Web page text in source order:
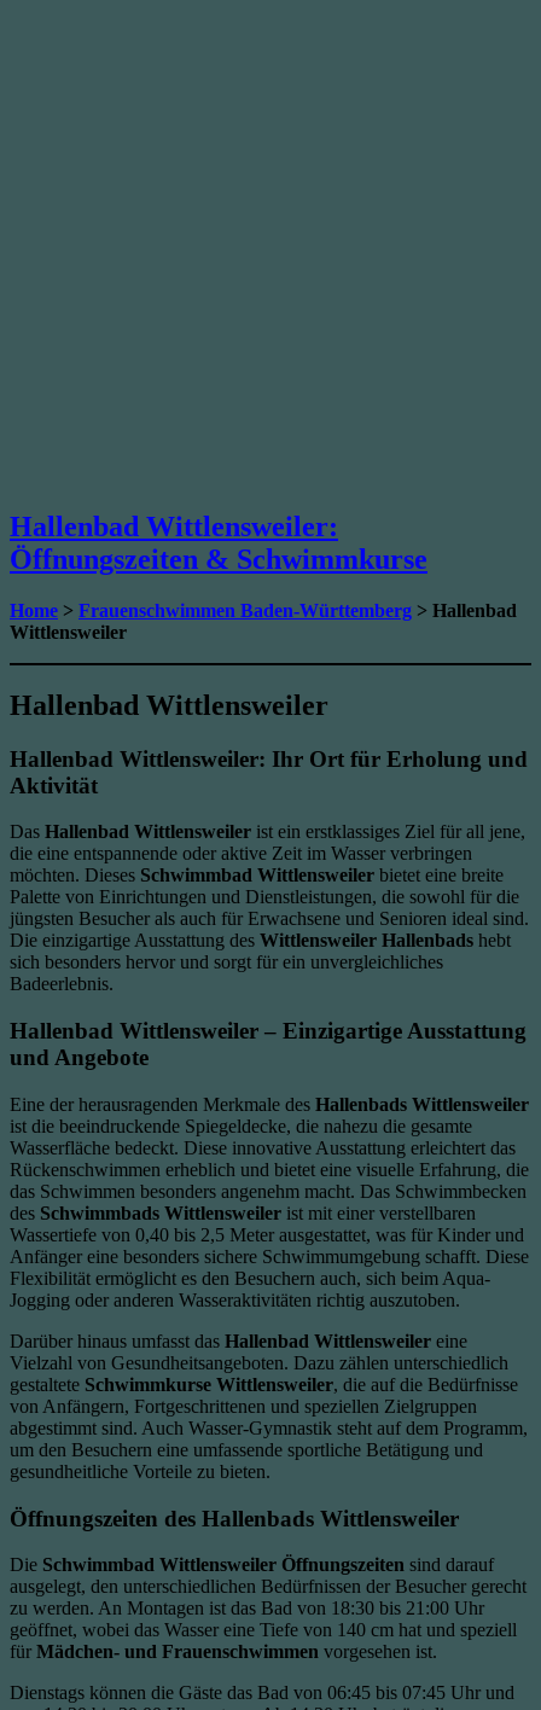
Hallenbad Wittlensweiler:
Öffnungszeiten & Schwimmkurse
Home > Frauenschwimmen Baden-Württemberg > Hallenbad
Wittlensweiler
Hallenbad Wittlensweiler
Hallenbad Wittlensweiler: Ihr Ort für Erholung und
Aktivität
Das Hallenbad Wittlensweiler ist ein erstklassiges Ziel für all jene,
die eine entspannende oder aktive Zeit im Wasser verbringen
möchten. Dieses Schwimmbad Wittlensweiler bietet eine breite
Palette von Einrichtungen und Dienstleistungen, die sowohl für die
jüngsten Besucher als auch für Erwachsene und Senioren ideal sind.
Die einzigartige Ausstattung des Wittlensweiler Hallenbads hebt
sich besonders hervor und sorgt für ein unvergleichliches
Badeerlebnis.
Hallenbad Wittlensweiler – Einzigartige Ausstattung
und Angebote
Eine der herausragenden Merkmale des Hallenbads Wittlensweiler
ist die beeindruckende Spiegeldecke, die nahezu die gesamte
Wasserfläche bedeckt. Diese innovative Ausstattung erleichtert das
Rückenschwimmen erheblich und bietet eine visuelle Erfahrung, die
das Schwimmen besonders angenehm macht. Das Schwimmbecken
des Schwimmbads Wittlensweiler ist mit einer verstellbaren
Wassertiefe von 0,40 bis 2,5 Meter ausgestattet, was für Kinder und
Anfänger eine besonders sichere Schwimmumgebung schafft. Diese
Flexibilität ermöglicht es den Besuchern auch, sich beim Aqua-
Jogging oder anderen Wasseraktivitäten richtig auszutoben.
Darüber hinaus umfasst das Hallenbad Wittlensweiler eine
Vielzahl von Gesundheitsangeboten. Dazu zählen unterschiedlich
gestaltete Schwimmkurse Wittlensweiler, die auf die Bedürfnisse
von Anfängern, Fortgeschrittenen und speziellen Zielgruppen
abgestimmt sind. Auch Wasser-Gymnastik steht auf dem Programm,
um den Besuchern eine umfassende sportliche Betätigung und
gesundheitliche Vorteile zu bieten.
Öffnungszeiten des Hallenbads Wittlensweiler
Die Schwimmbad Wittlensweiler Öffnungszeiten sind darauf
ausgelegt, den unterschiedlichen Bedürfnissen der Besucher gerecht
zu werden. An Montagen ist das Bad von 18:30 bis 21:00 Uhr
geöffnet, wobei das Wasser eine Tiefe von 140 cm hat und speziell
für Mädchen- und Frauenschwimmen vorgesehen ist.
Dienstags können die Gäste das Bad von 06:45 bis 07:45 Uhr und